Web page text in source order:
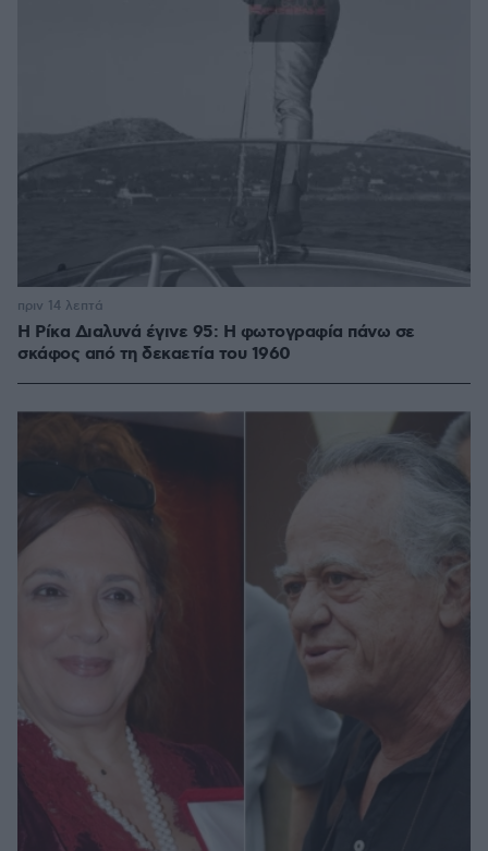
Η Ρίκα Διαλυνά έγινε 95: Η φωτογραφία πάνω σε
σκάφος από τη δεκαετία του 1960
πριν 14 λεπτά